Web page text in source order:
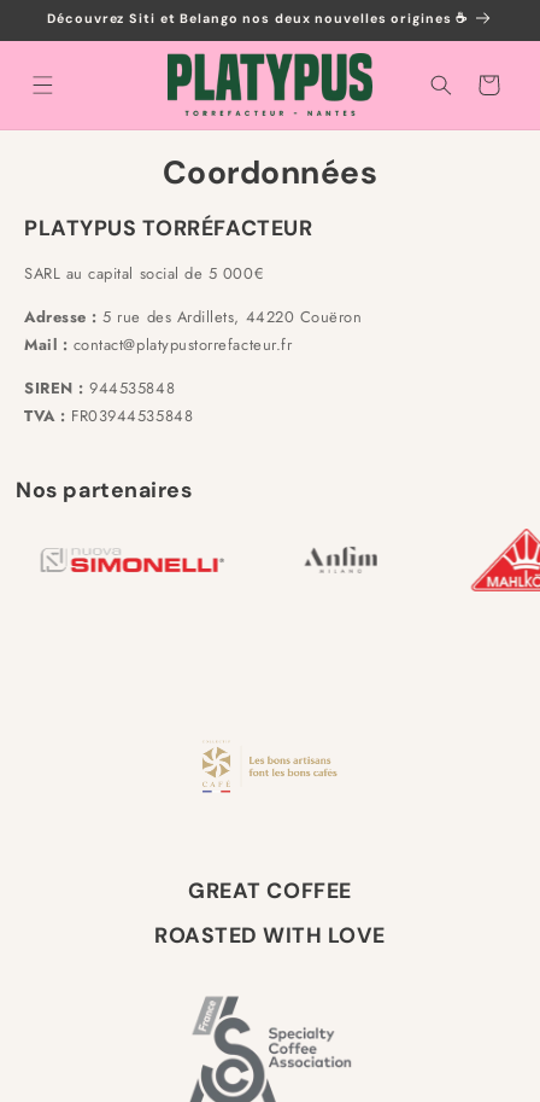
passer
au
Découvrez Siti et Belango nos deux nouvelles origines ☕️
Panier
Coordonnées
PLATYPUS TORRÉFACTEUR
SARL au capital social de 5 000€
Adresse : 5 rue des Ardillets, 44220 Couëron
Mail : contact@platypustorrefacteur.fr
SIREN :944535848
TVA : FR03944535848
Nos partenaires
GREAT COFFEE
ROASTED WITH LOVE